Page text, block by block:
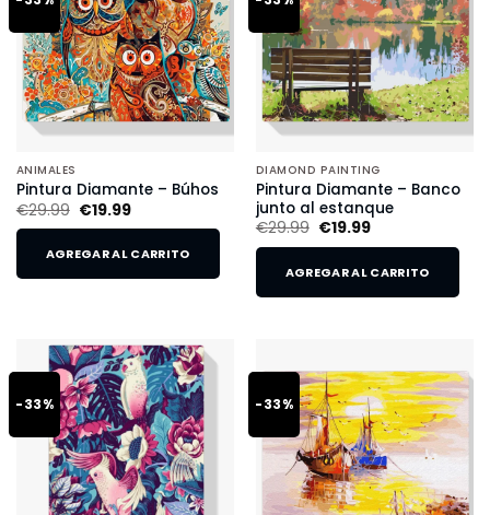
ANIMALES
Pintura Diamante – Búhos
€29.99 €19.99
AGREGAR AL CARRITO
DIAMOND PAINTING
Pintura Diamante – Banco
junto al estanque
€29.99 €19.99
AGREGAR AL CARRITO
-33% -33%